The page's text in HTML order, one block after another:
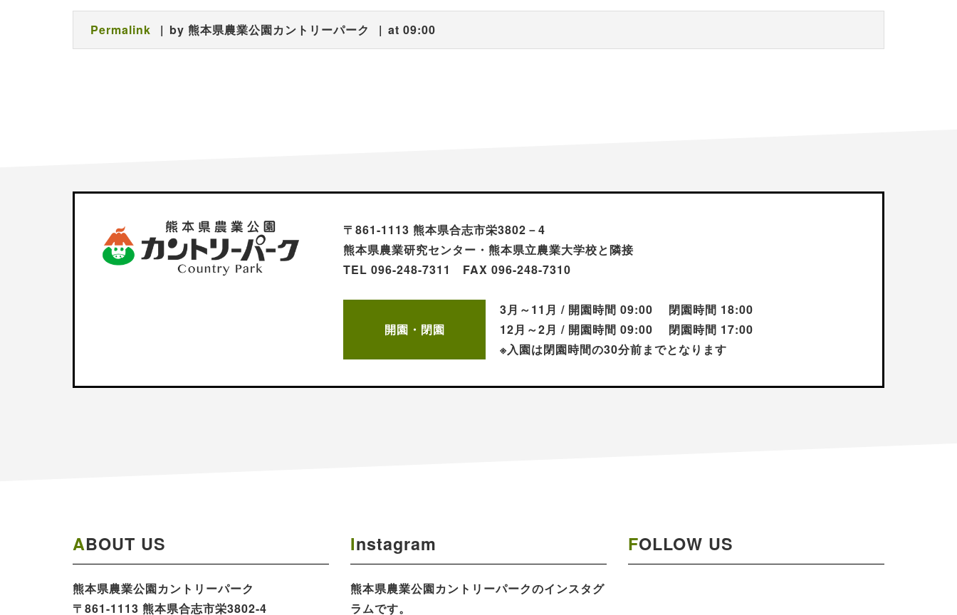
Permalink by 熊本県農業公園カントリーパーク at 09:00
〒861-1113 熊本県合志市栄3802－4
熊本県農業研究センター・熊本県立農業大学校と隣接
TEL 096-248-7311 FAX 096-248-7310
開園・閉園
3月～11月 / 開園時間 09:00 閉園時間 18:00
12月～2月 / 開園時間 09:00 閉園時間 17:00
※入園は閉園時間の30分前までとなります
ABOUT US
熊本県農業公園​カントリーパーク​​​
〒861-1113 熊本県合志市栄3802-4
Instagram
熊本県農業公園​カントリーパークのインスタグ
ラムです。
FOLLOW US